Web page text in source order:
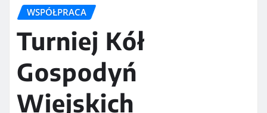
WSPÓŁPRACA
Turniej Kół
Gospodyń
Wiejskich